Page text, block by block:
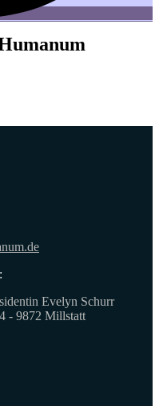
Evelyn Schurr
- 9872 Millstatt